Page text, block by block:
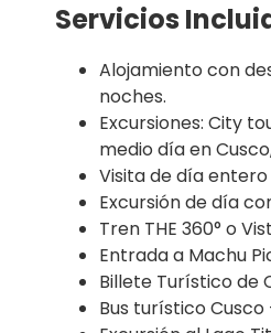
Servicios
Alojamiento con
noches.
Excursiones: City
medio día en
Visita de día
Excursión de día
Tren THE 360° o
Entrada a Machu
Billete Turístico de
Bus turístico Cusco